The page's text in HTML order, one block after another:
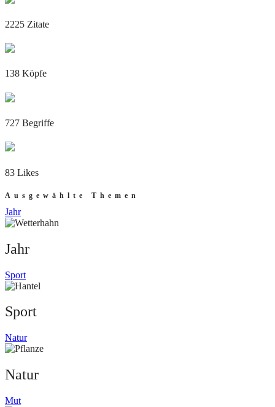
2225 Zitate
138 Köpfe
727 Begriffe
83 Likes
Ausgewählte Themen
Jahr
Jahr
Sport
Sport
Natur
Natur
Mut